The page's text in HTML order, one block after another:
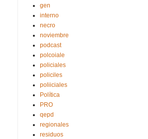
gen
interno
necro
noviembre
podcast
polcoiale
policiales
policiles
poliiciales
Política
PRO
qepd
regionales
residuos